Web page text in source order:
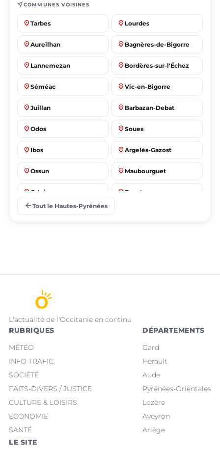
near_meCOMMUNES VOISINES
place Tarbes place Lourdes
place Aureilhan place Bagnères-de-Bigorre
place Lannemezan place Bordères-sur-l'Échez
place Séméac place Vic-en-Bigorre
place Juillan place Barbazan-Debat
place Odos place Soues
place Ibos place Argelès-Gazost
place Ossun place Maubourguet
place Orleix place Bazet
arrow_back Tout le Hautes-Pyrénées
L'actualité de l'Occitanie en continu
RUBRIQUES
MÉTÉO
INFO TRAFIC
SOCIÉTÉ
FAITS-DIVERS / JUSTICE
CULTURE & LOISIRS
ECONOMIE
SANTÉ
DÉPARTEMENTS
Gard
Hérault
Aude
Pyrénées-Orientales
Lozère
Aveyron
Ariège
LE SITE